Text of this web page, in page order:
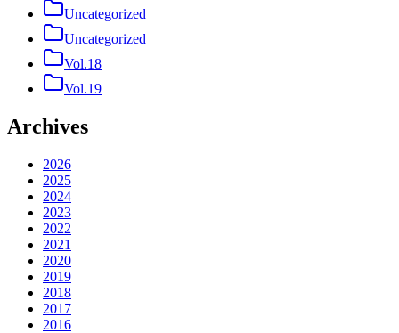
Uncategorized
Uncategorized
Vol.18
Vol.19
Archives
2026
2025
2024
2023
2022
2021
2020
2019
2018
2017
2016